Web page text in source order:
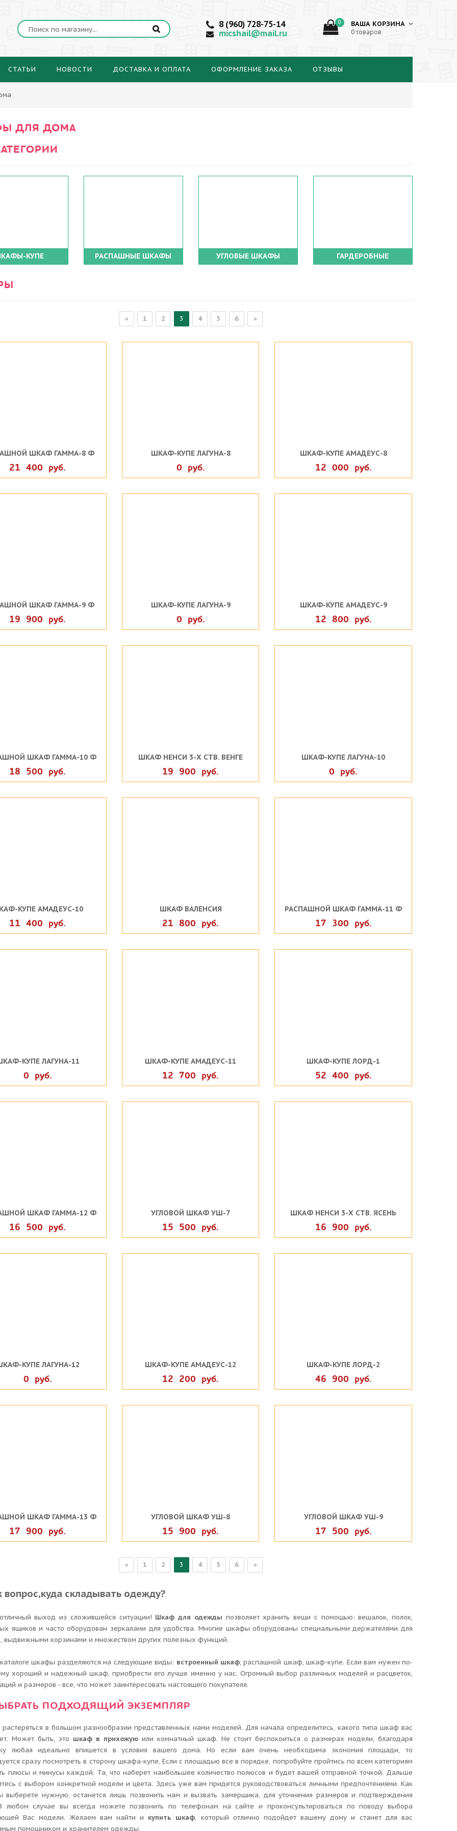
8 (960) 728-75-14
micshail@mail.ru
0 ВАША КОРЗИНА
0 товаров
СТАТЬИ НОВОСТИ ДОСТАВКА И ОПЛАТА ОФОРМЛЕНИЕ ЗАКАЗА ОТЗЫВЫ
ДЛЯ ДОМА
КУПЕ РАСПАШНЫЕ ШКАФЫ УГЛОВЫЕ ШКАФЫ ГАРДЕРОБНЫЕ
« 1 2 3 4 5 6 »
ШКАФ ГАММА-8 Ф
21 400 руб.
ШКАФ-КУПЕ ЛАГУНА-8
0 руб.
ШКАФ-КУПЕ АМАДЕУС-8
12 000 руб.
ШКАФ ГАММА-9 Ф
19 900 руб.
ШКАФ-КУПЕ ЛАГУНА-9
0 руб.
ШКАФ-КУПЕ АМАДЕУС-9
12 800 руб.
ШКАФ ГАММА-10 Ф
18 500 руб.
ШКАФ НЕНСИ 3-Х СТВ. ВЕНГЕ
19 900 руб.
ШКАФ-КУПЕ ЛАГУНА-10
0 руб.
КУПЕ АМАДЕУС-10
11 400 руб.
ШКАФ ВАЛЕНСИЯ
21 800 руб.
РАСПАШНОЙ ШКАФ ГАММА-11 Ф
17 300 руб.
КУПЕ ЛАГУНА-11
0 руб.
ШКАФ-КУПЕ АМАДЕУС-11
12 700 руб.
ШКАФ-КУПЕ ЛОРД-1
52 400 руб.
ШКАФ ГАММА-12 Ф
16 500 руб.
УГЛОВОЙ ШКАФ УШ-7
15 500 руб.
ШКАФ НЕНСИ 3-Х СТВ. ЯСЕНЬ
16 900 руб.
КУПЕ ЛАГУНА-12
0 руб.
ШКАФ-КУПЕ АМАДЕУС-12
12 200 руб.
ШКАФ-КУПЕ ЛОРД-2
46 900 руб.
ШКАФ ГАММА-13 Ф
17 900 руб.
УГЛОВОЙ ШКАФ УШ-8
15 900 руб.
УГЛОВОЙ ШКАФ УШ-9
17 500 руб.
« 1 2 3 4 5 6 »
вопрос,куда складывать одежду?
выход из сложившейся ситуации! Шкаф для одежды позволяет хранить вещи c помощью: вешалок, полок,
ящиков и часто оборудован зеркалами для удобства. Многие шкафы оборудованы специальными держателями для
выдвижными корзинами и множеством других полезных функций.
шкафы разделяются на следующие виды: встроенный шкаф, распашной шкаф, шкаф-купе. Если вам нужен по-
хороший и надежный шкаф, приобрести его лучше именно у нас. Огромный выбор различных моделей и расцветок,
и размеров - все, что может заинтересовать настоящего покупателя.
ПОДХОДЯЩИЙ ЭКЗЕМПЛЯР
в большом разнообразии представленных нами моделей. Для начала определитесь, какого типа шкаф вас
Может быть, это шкаф в прихожую или комнатный шкаф. Не стоит беспокоиться о размерах модели, благодаря
любая идеально впишется в условия вашего дома. Но если вам очень необходима экономия площади, то
сразу посмотреть в сторону шкафа-купе. Если с площадью все в порядке, попробуйте пройтись по всем категориям
плюсы и минусы каждой. Та, что наберет наибольшее количество полюсов и будет вашей отправной точкой. Дальше
с выбором конкретной модели и цвета. Здесь уже вам придется руководствоваться личными предпочтениями. Как
выберете нужную, останется лишь позвонить нам и вызвать замерщика, для уточнения размеров и подтверждения
любом случае вы всегда можете позвонить по телефонам на сайте и проконсультироваться по поводу выбора
Вас модели. Желаем вам найти и купить шкаф, который отлично подойдет вашему дому и станет для вас
помощником и хранителем одежды.